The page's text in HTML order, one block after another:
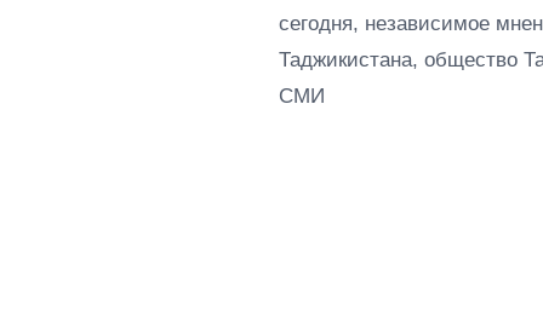
сегодня, независимое
Таджикистана, общество
СМИ